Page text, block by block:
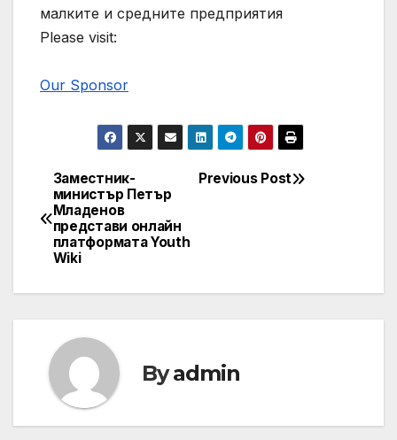
малките и средните предприятия
Please visit:
Our Sponsor
Post
navigation
Previous Post
Заместник-
министър Петър
Младенов
представи онлайн
платформата Youth
Wiki
Byadmin